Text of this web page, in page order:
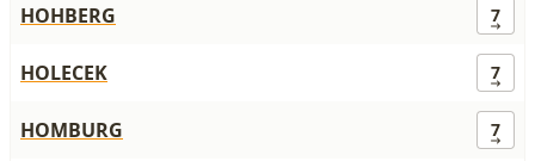
HOHBERG 7
HOLECEK 7
HOMBURG 7